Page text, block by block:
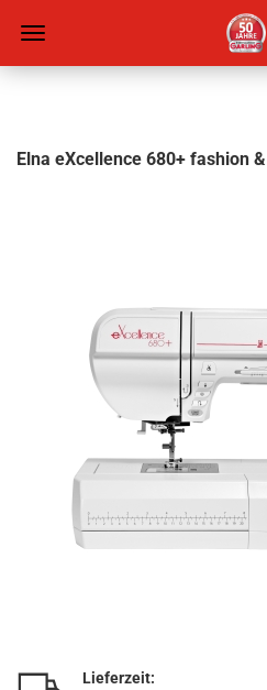
Elna eXcellence 680+ fashion
Lieferzeit: